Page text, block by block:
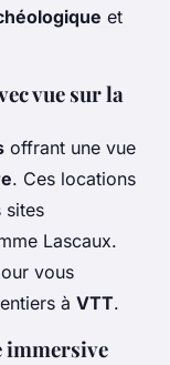
et
vue sur la
offrant une vue
. Ces locations
sites
Lascaux.
vous
à VTT.
immersive